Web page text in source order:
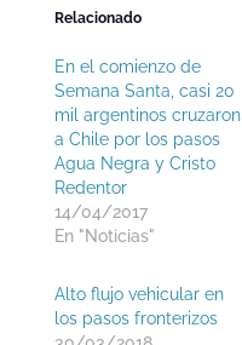
Relacionado
En el comienzo de
Semana Santa, casi 20
mil argentinos cruzaron
a Chile por los pasos
Agua Negra y Cristo
Redentor
14/04/2017
En "Noticias"
Alto flujo vehicular en
los pasos fronterizos